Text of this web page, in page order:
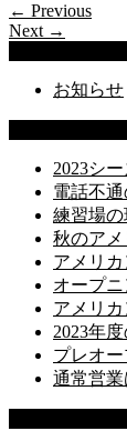
← Previous
Next →
お知らせ
2023シ
電話不
練習場
秋のア
アメリ
オープ
アメリ
2023年
プレオ
通常営業